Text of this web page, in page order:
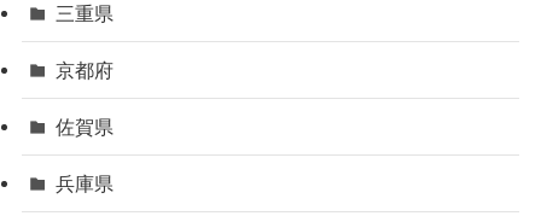
三重県
京都府
佐賀県
兵庫県